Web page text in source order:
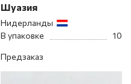
Шуазия
Нидерланды
В упаковке
10
Предзаказ